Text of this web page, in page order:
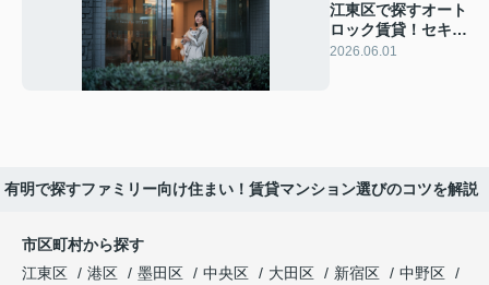
江東区で探すオート
ロック賃貸！セキュ
リティ重視でペット
2026.06.01
有明で探すファミリー向け住まい！賃貸マンション選びのコツを解説
市区町村から探す
江東区
港区 墨田区 中央区 大田区 新宿区
中野区